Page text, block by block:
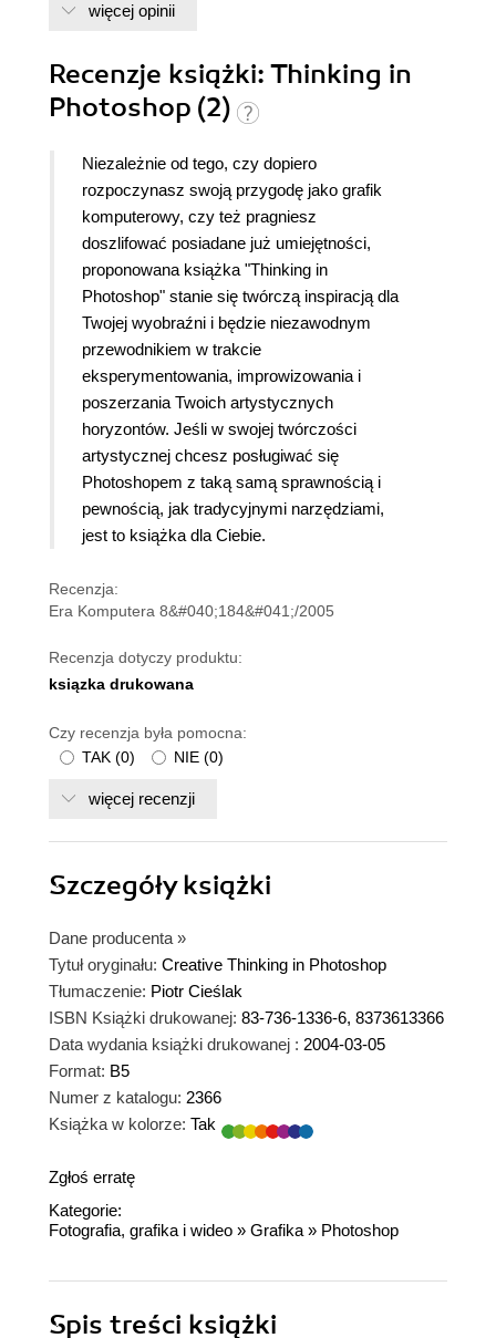
więcej opinii
Recenzje książki: Thinking in
Photoshop (2)
Niezależnie od tego, czy dopiero
rozpoczynasz swoją przygodę jako grafik
komputerowy, czy też pragniesz
doszlifować posiadane już umiejętności,
proponowana książka "Thinking in
Photoshop" stanie się twórczą inspiracją dla
Twojej wyobraźni i będzie niezawodnym
przewodnikiem w trakcie
eksperymentowania, improwizowania i
poszerzania Twoich artystycznych
horyzontów. Jeśli w swojej twórczości
artystycznej chcesz posługiwać się
Photoshopem z taką samą sprawnością i
pewnością, jak tradycyjnymi narzędziami,
jest to książka dla Ciebie.
Recenzja:
Era Komputera 8&#040;184&#041;/2005
Recenzja dotyczy produktu:
ksiązka drukowana
Czy recenzja była pomocna:
TAK (0) NIE (0)
więcej recenzji
Szczegółyksiążki
Dane producenta »
Tytuł oryginału: Creative Thinking in Photoshop
Tłumaczenie: Piotr Cieślak
ISBN Książki drukowanej: 83-736-1336-6, 8373613366
Data wydania książki drukowanej : 2004-03-05
Format: B5
Numer z katalogu: 2366
Książka w kolorze: Tak
Zgłoś erratę
Kategorie:
Fotografia, grafika i wideo » Grafika» Photoshop
Spis treści książki